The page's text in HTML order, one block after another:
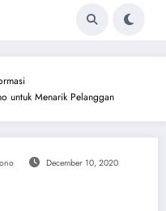
untuk Menarik Pelanggan
December 10, 2020